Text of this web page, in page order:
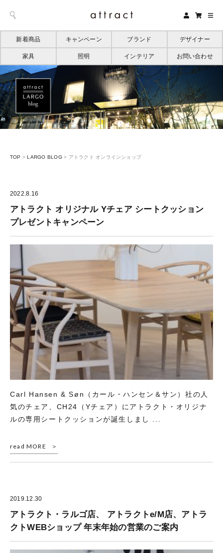
新着商品 キャンペーン ブランド デザイナー
家具 照明 インテリア お問い合わせ
TOP > LARGO BLOG > アトラクト オンラインショップ
2022.8.16
アトラクト オリジナル Yチェア シートクッション
プレゼントキャンペーン
Carl Hansen & Søn（カール・ハンセン＆サン）社の人
気のチェア、CH24（Yチェア）にアトラクト・オリジナ
ルの専用シートクッションが誕生しまし ...
read MORE
2019.12.30
アトラクト・ラルゴ店、 アトラクトe/M店、アトラ
クトWEBショップ 年末年始の営業のご案内